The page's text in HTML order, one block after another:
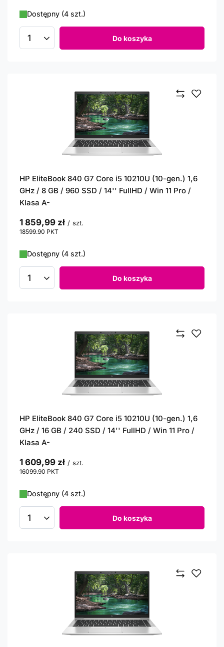
Dostępny (4 szt.)
Ilość produktów Do koszyka
HP EliteBook 840 G7 Core i5 10210U (10-gen.) 1,6
GHz / 8 GB / 960 SSD / 14'' FullHD / Win 11 Pro /
Klasa A-
1 859,99 zł / szt.
18599.90 PKT
Dostępny (4 szt.)
Ilość produktów Do koszyka
HP EliteBook 840 G7 Core i5 10210U (10-gen.) 1,6
GHz / 16 GB / 240 SSD / 14'' FullHD / Win 11 Pro /
Klasa A-
1 609,99 zł / szt.
16099.90 PKT
Dostępny (4 szt.)
Ilość produktów Do koszyka